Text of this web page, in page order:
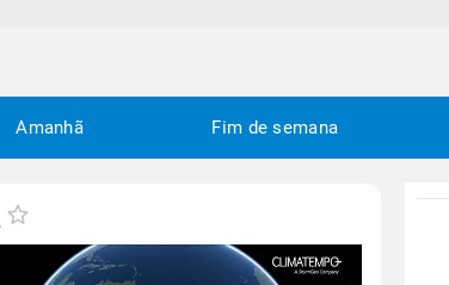
Amanhã Fim de semana